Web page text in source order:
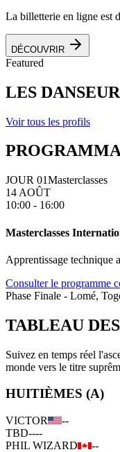
La billetterie en ligne est
DÉCOUVRIR
Featured
LES
Voir tous les profils
JOUR 01Masterclasses
14 AOÛT
10:00 - 16:00
Masterclasses
Apprentissage technique
Consulter le programme
Phase Finale - Lomé,
TABLEAU
Suivez en temps réel
monde vers le titre
HUITIÈMES (A)
VICTOR
--
TBD----
PHIL WIZARD
--